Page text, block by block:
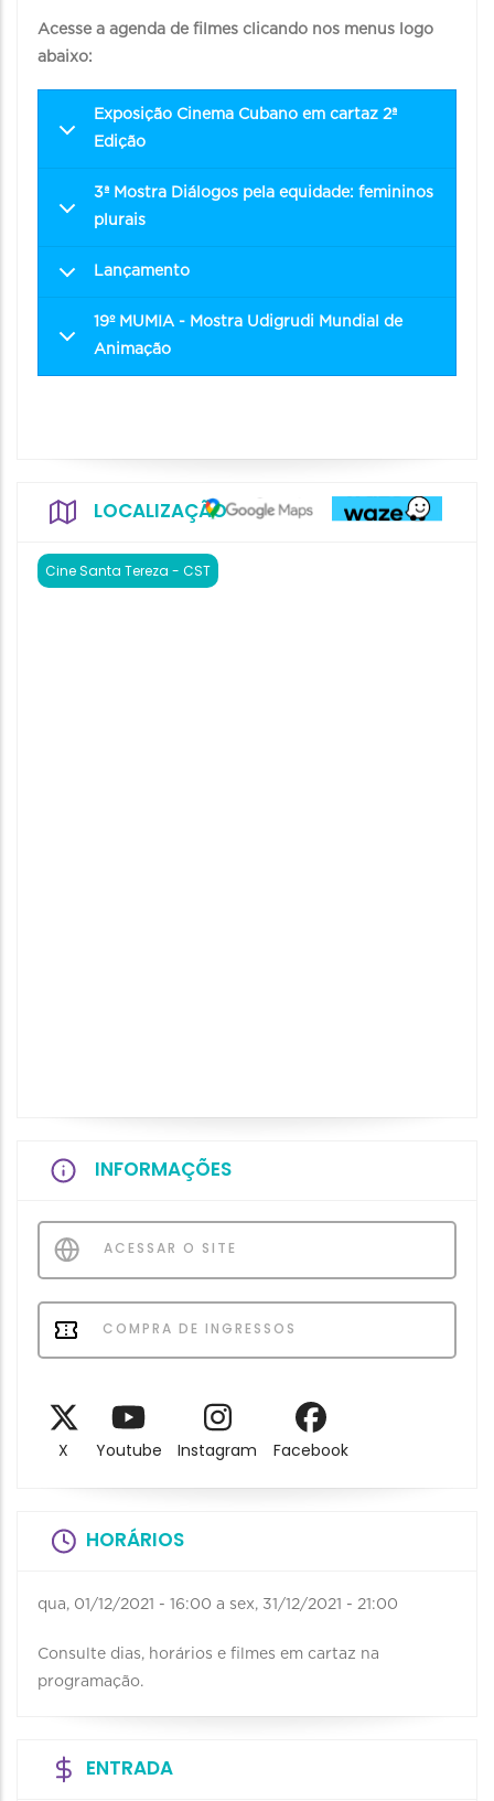
Acesse a agenda de filmes clicando nos menus logo
abaixo:
Exposição Cinema Cubano em cartaz 2ª
Edição
3ª Mostra Diálogos pela equidade: femininos
plurais
Lançamento
19º MUMIA - Mostra Udigrudi Mundial de
Animação
LOCALIZAÇÃO
Cine Santa Tereza - CST
INFORMAÇÕES
ACESSAR O SITE
COMPRA DE INGRESSOS
X Youtube Instagram Facebook
HORÁRIOS
qua, 01/12/2021 - 16:00 a sex, 31/12/2021 - 21:00
Consulte dias, horários e filmes em cartaz na
programação.
ENTRADA